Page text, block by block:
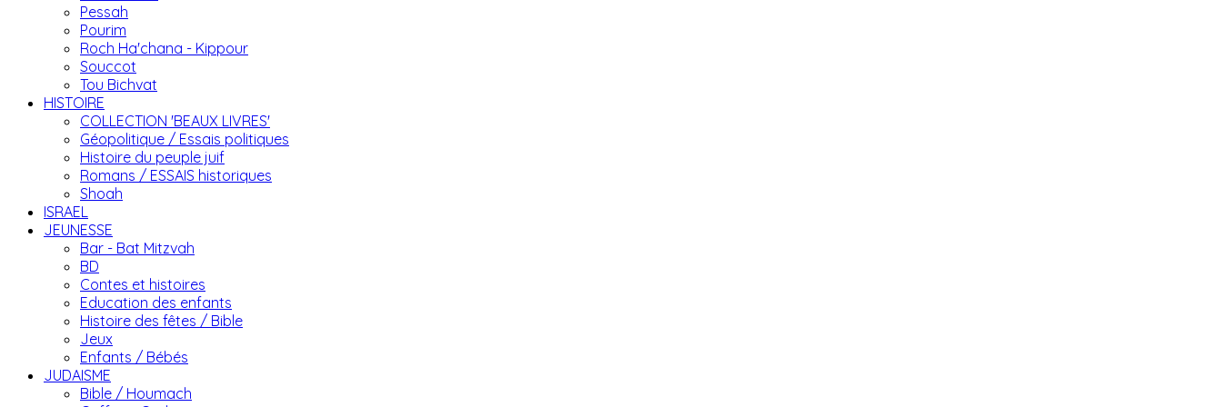
Pessah
Pourim
Roch Ha'chana - Kippour
Souccot
Tou Bichvat
HISTOIRE
COLLECTION 'BEAUX LIVRES'
Géopolitique / Essais politiques
Histoire du peuple juif
Romans / ESSAIS historiques
Shoah
ISRAEL
JEUNESSE
Bar - Bat Mitzvah
BD
Contes et histoires
Education des enfants
Histoire des fêtes / Bible
Jeux
Enfants / Bébés
JUDAISME
Bible / Houmach